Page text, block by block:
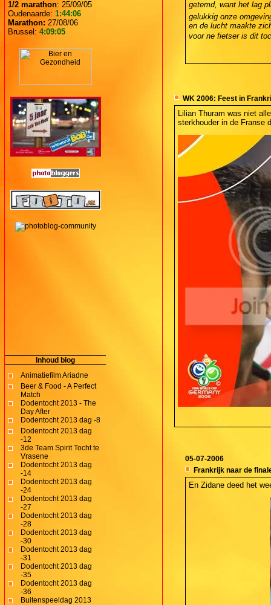
1/2 marathon: 25/09/05
Oudenaarde: 1:44:06
Marathon: 27/08/06
Brussel: 4:09:05
Inhoud blog
Animatiefilm Ariadne
Beer & Food - A Perfect
Match
Dodentocht 2013 - The
Day After
Dodentocht 2013 dag -8
Dodentocht 2013 dag
-12
3de Team Spirit Tocht te
Vrasene
Dodentocht 2013 dag
-14
Dodentocht 2013 dag
-24
Dodentocht 2013 dag
-27
Dodentocht 2013 dag
-28
Dodentocht 2013 dag
-30
Dodentocht 2013 dag
-31
Dodentocht 2013 dag
-35
Dodentocht 2013 dag
-36
Buitenspeeldag 2013
getemd, want het lag
gelukkig onze
en de lucht maakte
voor ne fietser is dit
WK 2006: Feest in
Lilian Thuram was niet
sterkhouder in de Franse
05-07-2006
Frankrijk naar de
En Zidane deed het